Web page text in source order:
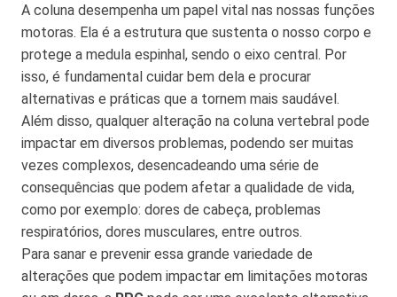
A coluna desempenha um papel vital nas nossas funções
motoras. Ela é a estrutura que sustenta o nosso corpo e
protege a medula espinhal, sendo o eixo central. Por
isso, é fundamental cuidar bem dela e procurar
alternativas e práticas que a tornem mais saudável.
Além disso, qualquer alteração na coluna vertebral pode
impactar em diversos problemas, podendo ser muitas
vezes complexos, desencadeando uma série de
consequências que podem afetar a qualidade de vida,
como por exemplo: dores de cabeça, problemas
respiratórios, dores musculares, entre outros.
Para sanar e prevenir essa grande variedade de
alterações que podem impactar em limitações motoras